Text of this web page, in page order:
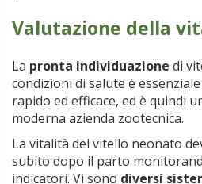
Valutazione della
La pronta individuazione di
condizioni di salute è
rapido ed efficace, ed è quindi
moderna azienda zootecnica.
La vitalità del vitello neonato
subito dopo il parto
indicatori. Vi sono diversi